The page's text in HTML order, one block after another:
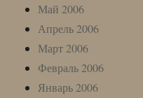
Май 2006
Апрель 2006
Март 2006
Февраль 2006
Январь 2006